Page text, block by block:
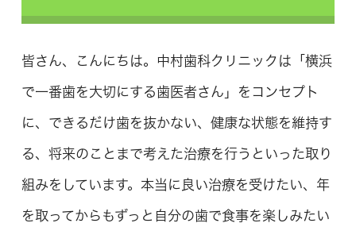
皆さん、こんにちは。中村歯科クリニックは「横浜
で一番歯を大切にする歯医者さん」をコンセプト
に、できるだけ歯を抜かない、健康な状態を維持す
る、将来のことまで考えた治療を行うといった取り
組みをしています。本当に良い治療を受けたい、年
を取ってからもずっと自分の歯で食事を楽しみたい